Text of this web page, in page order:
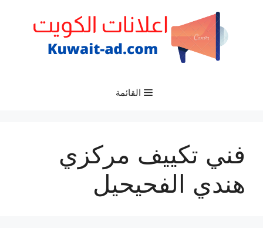
القائمة
فني تكييف مركزي
هندي الفحيحيل